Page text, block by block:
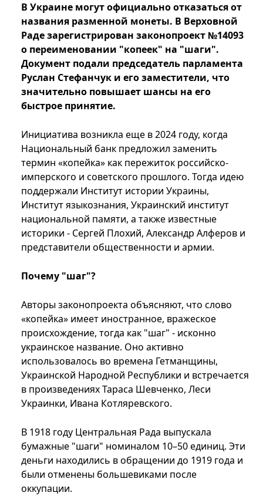
В Украине могут официально отказаться от
названия разменной монеты. В Верховной
Раде зарегистрирован законопроект №14093
о переименовании "копеек" на "шаги".
Документ подали председатель парламента
Руслан Стефанчук и его заместители, что
значительно повышает шансы на его
быстрое принятие.
Инициатива возникла еще в 2024 году, когда
Национальный банк предложил заменить
термин «копейка» как пережиток российско-
имперского и советского прошлого. Тогда идею
поддержали Институт истории Украины,
Институт языкознания, Украинский институт
национальной памяти, а также известные
историки - Сергей Плохий, Александр Алферов и
представители общественности и армии.
Почему "шаг"?
Авторы законопроекта объясняют, что слово
«копейка» имеет иностранное, вражеское
происхождение, тогда как "шаг" - исконно
украинское название. Оно активно
использовалось во времена Гетманщины,
Украинской Народной Республики и встречается
в произведениях Тараса Шевченко, Леси
Украинки, Ивана Котляревского.
В 1918 году Центральная Рада выпускала
бумажные "шаги" номиналом 10–50 единиц. Эти
деньги находились в обращении до 1919 года и
были отменены большевиками после
оккупации.